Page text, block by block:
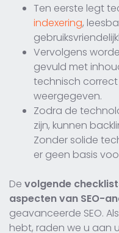
Ten eerste legt
indexering,
Vervolgens
gevuld met
technisch
weergegeven.
Zodra de
zijn, kunnen
Zonder solide
er geen basis
De volgende
aspecten van SEO-
geavanceerde SEO.
hebt, raden we u aan